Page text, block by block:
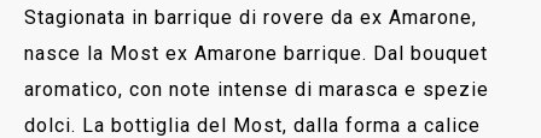
Stagionata in barrique di rovere da ex Amarone,
nasce la Most ex Amarone barrique. Dal bouquet
aromatico, con note intense di marasca e spezie
dolci. La bottiglia del Most, dalla forma a calice